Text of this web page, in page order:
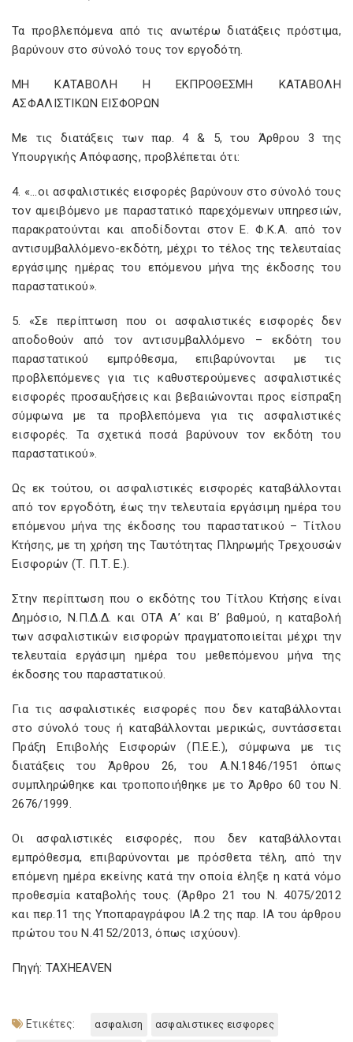
Τα προβλεπόμενα από τις ανωτέρω διατάξεις πρόστιμα,
βαρύνουν στο σύνολό τους τον εργοδότη.
ΜΗ ΚΑΤΑΒΟΛΗ Η ΕΚΠΡΟΘΕΣΜΗ ΚΑΤΑΒΟΛΗ
ΑΣΦΑΛΙΣΤΙΚΩΝ ΕΙΣΦΟΡΩΝ
Με τις διατάξεις των παρ. 4 & 5, του Άρθρου 3 της
Υπουργικής Απόφασης, προβλέπεται ότι:
4. «…οι ασφαλιστικές εισφορές βαρύνουν στο σύνολό τους
τον αμειβόμενο με παραστατικό παρεχόμενων υπηρεσιών,
παρακρατούνται και αποδίδονται στον Ε. Φ.Κ.Α. από τον
αντισυμβαλλόμενο-εκδότη, μέχρι το τέλος της τελευταίας
εργάσιμης ημέρας του επόμενου μήνα της έκδοσης του
παραστατικού».
5. «Σε περίπτωση που οι ασφαλιστικές εισφορές δεν
αποδοθούν από τον αντισυμβαλλόμενο – εκδότη του
παραστατικού εμπρόθεσμα, επιβαρύνονται με τις
προβλεπόμενες για τις καθυστερούμενες ασφαλιστικές
εισφορές προσαυξήσεις και βεβαιώνονται προς είσπραξη
σύμφωνα με τα προβλεπόμενα για τις ασφαλιστικές
εισφορές. Τα σχετικά ποσά βαρύνουν τον εκδότη του
παραστατικού».
Ως εκ τούτου, οι ασφαλιστικές εισφορές καταβάλλονται
από τον εργοδότη, έως την τελευταία εργάσιμη ημέρα του
επόμενου μήνα της έκδοσης του παραστατικού – Τίτλου
Κτήσης, με τη χρήση της Ταυτότητας Πληρωμής Τρεχουσών
Εισφορών (Τ. Π.Τ. Ε.).
Στην περίπτωση που ο εκδότης του Τίτλου Κτήσης είναι
Δημόσιο, Ν.Π.Δ.Δ. και ΟΤΑ Α’ και Β’ βαθμού, η καταβολή
των ασφαλιστικών εισφορών πραγματοποιείται μέχρι την
τελευταία εργάσιμη ημέρα του μεθεπόμενου μήνα της
έκδοσης του παραστατικού.
Για τις ασφαλιστικές εισφορές που δεν καταβάλλονται
στο σύνολό τους ή καταβάλλονται μερικώς, συντάσσεται
Πράξη Επιβολής Εισφορών (Π.Ε.Ε.), σύμφωνα με τις
διατάξεις του Άρθρου 26, του Α.Ν.1846/1951 όπως
συμπληρώθηκε και τροποποιήθηκε με το Άρθρο 60 του Ν.
2676/1999.
Οι ασφαλιστικές εισφορές, που δεν καταβάλλονται
εμπρόθεσμα, επιβαρύνονται με πρόσθετα τέλη, από την
επόμενη ημέρα εκείνης κατά την οποία έληξε η κατά νόμο
προθεσμία καταβολής τους. (Άρθρο 21 του Ν. 4075/2012
και περ.11 της Υποπαραγράφου ΙΑ.2 της παρ. ΙΑ του άρθρου
πρώτου του Ν.4152/2013, όπως ισχύουν).
Πηγή: TAXHEAVEN
Ετικέτες: ασφαλιση ασφαλιστικες εισφορες